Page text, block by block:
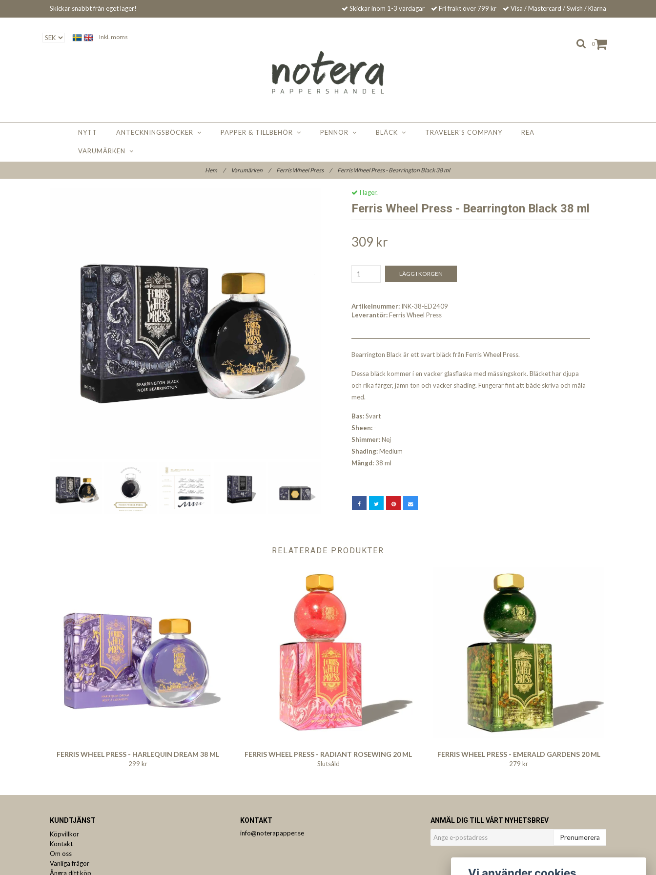
Skickar snabbt från eget lager! Skickar inom 1-3 vardagar Fri frakt över 799 kr Visa / Mastercard / Swish / Klarna
0
Inkl. moms
NYTT ANTECKNINGSBÖCKER PAPPER & TILLBEHÖR PENNOR BLÄCK TRAVELER'S COMPANY REA
VARUMÄRKEN
Hem / Varumärken / Ferris Wheel Press / Ferris Wheel Press - Bearrington Black 38 ml
I lager.
Ferris Wheel Press - Bearrington Black 38 ml
309 kr
LÄGG I KORGEN
Artikelnummer: INK-38-ED2409
Leverantör:Ferris Wheel Press
Bearrington Black är ett svart bläck från Ferris Wheel Press.
Dessa bläck kommer i en vacker glasflaska med mässingskork. Bläcket har djupa
och rika färger, jämn ton och vacker shading. Fungerar fint att både skriva och måla
med.
Bas:Svart
Sheen: -
Shimmer:Nej
Shading:Medium
Mängd: 38 ml
RELATERADE PRODUKTER
FERRIS WHEEL PRESS - HARLEQUIN DREAM 38 ML
299 kr
FERRIS WHEEL PRESS - RADIANT ROSEWING 20 ML
Slutsåld
FERRIS WHEEL PRESS - EMERALD GARDENS 20 ML
279 kr
KUNDTJÄNST
Köpvillkor
Kontakt
Om oss
Vanliga frågor
Ångra ditt köp
KONTAKT
info@noterapapper.se
ANMÄL DIG TILL VÅRT NYHETSBREV
Prenumerera